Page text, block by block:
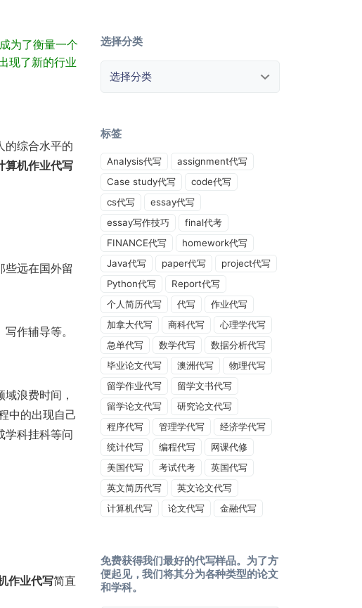
为了衡量一个
现了新的行业
的综合水平的
算机作业代写
些远在国外留
作辅导等。
浪费时间，
中的出现自己
学科挂科等问
作业代写简直
选择分类
标签
Analysis代写
assignment代写
Case study代写
code代写
cs代写
essay代写
essay写作技巧
final代考
FINANCE代写
homework代写
Java代写
paper代写
project代写
Python代写
Report代写
个人简历代写
代写
作业代写
加拿大代写
商科代写
心理学代写
急单代写
数学代写
数据分析代写
毕业论文代写
澳洲代写
物理代写
留学作业代写
留学文书代写
留学论文代写
研究论文代写
程序代写
管理学代写
经济学代写
统计代写
编程代写
网课代修
美国代写
考试代考
英国代写
英文简历代写
英文论文代写
计算机代写
论文代写 金融代写
免费获得我们最好的代写样品。为了方
便起见，我们将其分为各种类型的论文
和学科。